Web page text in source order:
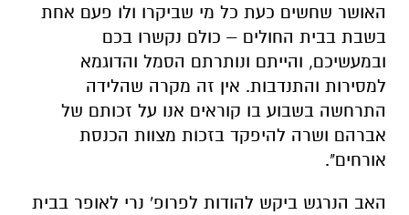
האושר שחשים כעת כל מי שביקרו ולו פעם אחת
בשבת בבית החולים – כולם נקשרו בכם
ובמעשיכם, והייתם ונותרתם הסמל והדוגמא
למסירות והתנדבות. אין זה מקרה שהלידה
התרחשה בשבוע בו קוראים אנו על זכותם של
אברהם ושרה להיפקד בזכות מצוות הכנסת
אורחים".
האב הנרגש ביקש להודות לפרופ' נרי לאופר בבית